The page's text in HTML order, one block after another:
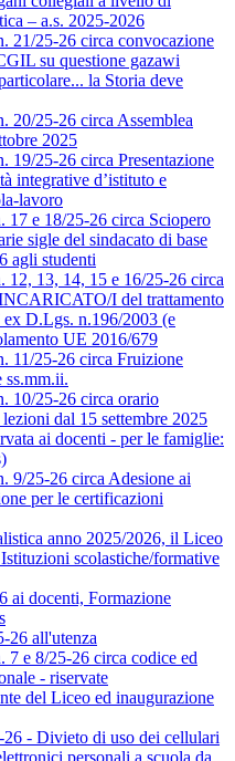
– a.s. 2025-2026
21/25-26 circa convocazione
su questione gazawi
la Storia deve
20/25-26 circa Assemblea
2025
19/25-26 circa Presentazione
integrative d’istituto e
lavoro
17 e 18/25-26 circa Sciopero
sigle del sindacato di base
agli studenti
12, 13, 14, 15 e 16/25-26 circa
I del trattamento
ex D.Lgs. n.196/2003 (e
UE 2016/679
11/25-26 circa Fruizione
ss.mm.ii.
10/25-26 circa orario
dal 15 settembre 2025
ai docenti - per le famiglie:
9/25-26 circa Adesione ai
per le certificazioni
anno 2025/2026, il Liceo
scolastiche/formative
ai docenti, Formazione
26 all'utenza
7 e 8/25-26 circa codice ed
- riservate
del Liceo ed inaugurazione
- Divieto di uso dei cellulari